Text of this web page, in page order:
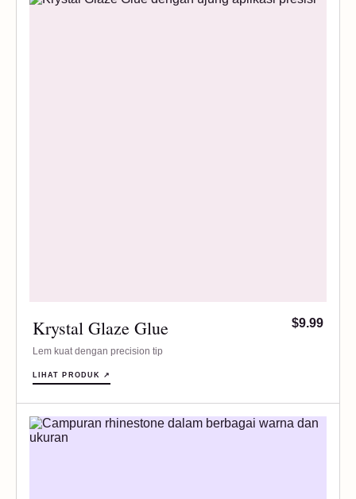
Krystal Glaze Glue
Lem kuat dengan precision tip
$9.99
LIHAT PRODUK ↗